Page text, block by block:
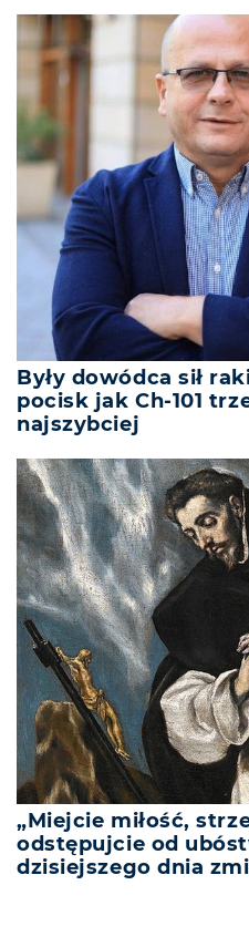
Były dowódca sił
pocisk jak Ch-101
najszybciej
„Miejcie miłość,
odstępujcie od
dzisiejszego dnia